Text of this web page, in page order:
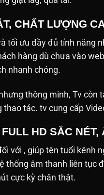
CHẤT LƯỢNG
tối ưu đầy đủ tính năng
hàng dù chưa vào
nhanh chóng.
thông minh, Tv
tác. tv cung cấp
HD SẮC
với , giúp tên tuổi kênh
thống âm thanh liên
cực kỳ chân thật.